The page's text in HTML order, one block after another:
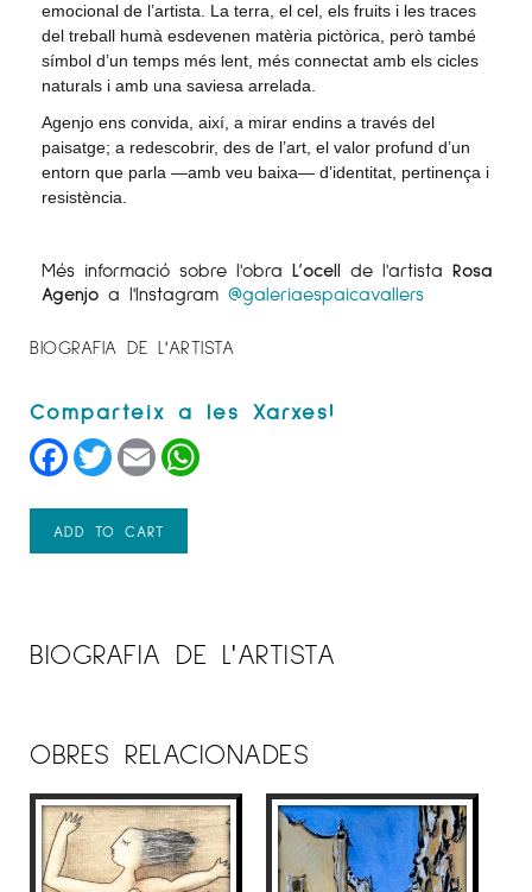
emocional de l’artista. La terra, el cel, els fruits i les traces
del treball humà esdevenen matèria pictòrica, però també
símbol d’un temps més lent, més connectat amb els cicles
naturals i amb una saviesa arrelada.
Agenjo ens convida, així, a mirar endins a través del
paisatge; a redescobrir, des de l’art, el valor profund d’un
entorn que parla —amb veu baixa— d’identitat, pertinença i
resistència.
Més informació sobre l'obra L’ocell de l'artista Rosa
Agenjo a l'Instagram @galeriaespaicavallers
BIOGRAFIA DE L'ARTISTA
Facebook
TwitterEmail
ADD TO CART
BIOGRAFIA DE L'ARTISTA
OBRES RELACIONADES